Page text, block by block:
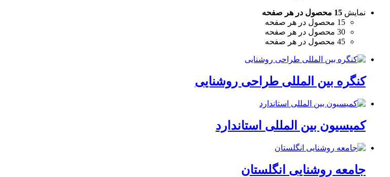
نمایش 15 محصول در هر صفحه
15 محصول در هر صفحه
30 محصول در هر صفحه
45 محصول در هر صفحه
کنگره بین المللی طراحی روشنایی
کمیسیون بین المللی استاندارد
جامعه روشنایی انگلستان